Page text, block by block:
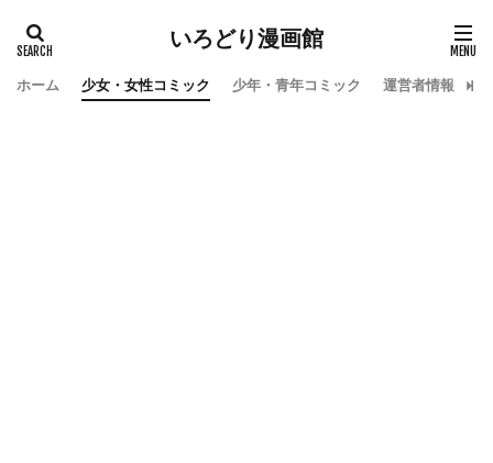
いろどり漫画館
ホーム 少女・女性コミック 少年・青年コミック 運営者情報